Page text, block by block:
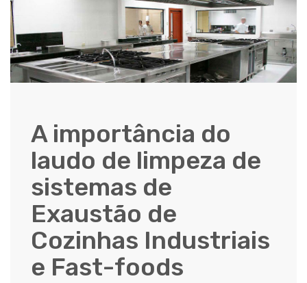
A importância do
laudo de limpeza de
sistemas de
Exaustão de
Cozinhas Industriais
e Fast-foods